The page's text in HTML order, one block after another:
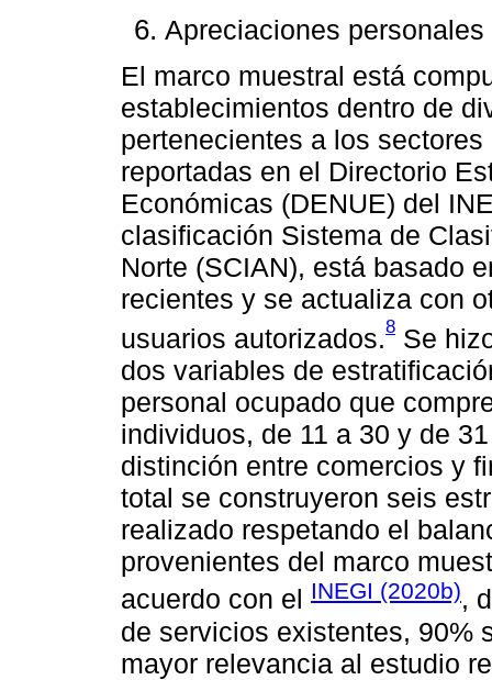
Apreciaciones
El marco muestral está
establecimientos dentro de
pertenecientes a los
reportadas en el Directorio
Económicas (DENUE) del
clasificación Sistema de
Norte (SCIAN), está basado
recientes y se actualiza con
usuarios autorizados.8 Se
dos variables de
personal ocupado que
individuos, de 11 a 30 y de
distinción entre comercios y
total se construyeron seis
realizado respetando el
provenientes del marco
acuerdo con el INEGI (2020b),
de servicios existentes, 90%
mayor relevancia al estudio